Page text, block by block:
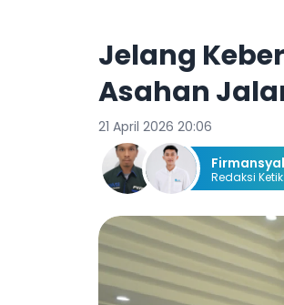
Jelang
Asahan
21 April 2026 20:06
Redaksi